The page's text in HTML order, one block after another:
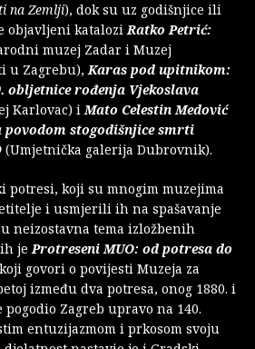
na Zemlji), dok su uz godišnjice ili
objavljeni kataloziRatko Petrić:
muzej Zadar i Muzej
u Zagrebu),Karas pod upitnikom:
obljetnice rođenja Vjekoslava
Karlovac) iMato Celestin Medović
povodom stogodišnjice smrti
(Umjetnička galerija Dubrovnik).
potresi, koji su mnogim muzejima
i usmjerili ih na spašavanje
neizostavna tema izložbenih
jeProtreseni MUO: od potresa do
koji govori o povijesti Muzeja za
između dva potresa, onog 1880. i
Zagreb upravo na 140.
entuzijazmom i prkosom svoju